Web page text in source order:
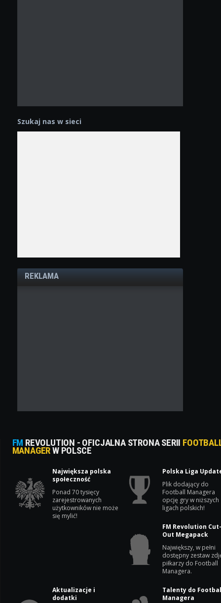
Szukaj nas w sieci
REKLAMA
FM REVOLUTION - OFICJALNA STRONA SERII
MANAGERW POLSCE
Największa polska
społeczność
Ponad 70 tysięcy
zarejestrowanych
użytkowników nie może
się mylić!
Polska Liga
Plik dodający do
Football Managera
opcję gry w niższych
ligach polskich!
FM Revolution
Out Megapack
Największy, w pełni
dostępny zestaw
piłkarzy do Football
Managera.
Aktualizacje i
dodatki
Talenty do
Managera